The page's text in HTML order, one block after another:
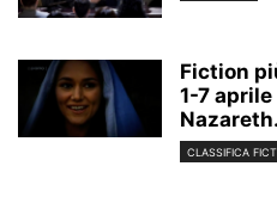
Fiction
1-7
CLASSIFICA